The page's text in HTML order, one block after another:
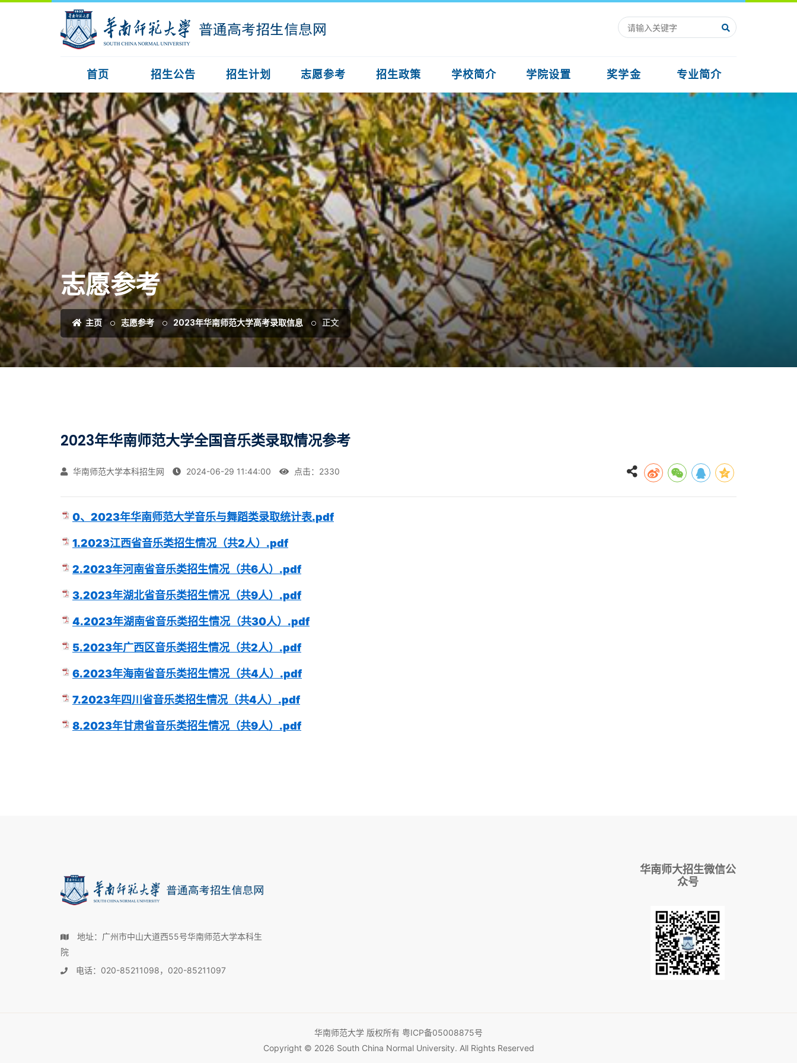
首页 招生公告 招生计划 志愿参考 招生政策 学校简介 学院设置 奖学金 专业简介
志愿参考
主页 志愿参考 2023年华南师范大学高考录取信息 正文
2023年华南师范大学全国音乐类录取情况参考
华南师范大学本科招生网 2024-06-29 11:44:00 点击： 2330
0、2023年华南师范大学音乐与舞蹈类录取统计表.pdf
1.2023江西省音乐类招生情况（共2人）.pdf
2.2023年河南省音乐类招生情况（共6人）.pdf
3.2023年湖北省音乐类招生情况（共9人）.pdf
4.2023年湖南省音乐类招生情况（共30人）.pdf
5.2023年广西区音乐类招生情况（共2人）.pdf
6.2023年海南省音乐类招生情况（共4人）.pdf
7.2023年四川省音乐类招生情况（共4人）.pdf
8.2023年甘肃省音乐类招生情况（共9人）.pdf
地址：广州市中山大道西55号华南师范大学本科生
院
电话：020-85211098，020-85211097
华南师大招生微信公
众号
华南师范大学 版权所有 粤ICP备05008875号
Copyright © 2026 South China Normal University. All Rights Reserved